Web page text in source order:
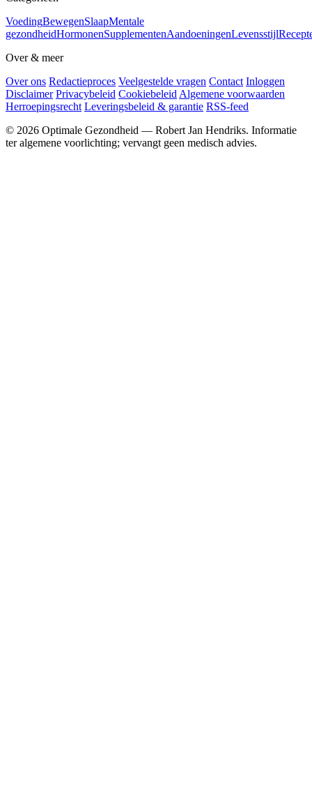
VoedingBewegenSlaapMentale
gezondheidHormonenSupplementenAandoeningenLevensstijl
Over & meer
Over ons Redactieproces Veelgestelde vragen Contact Inloggen
Disclaimer Privacybeleid Cookiebeleid Algemene voorwaarden
Herroepingsrecht Leveringsbeleid & garantie RSS-feed
© 2026 Optimale Gezondheid — Robert Jan Hendriks. Informatie
ter algemene voorlichting; vervangt geen medisch advies.